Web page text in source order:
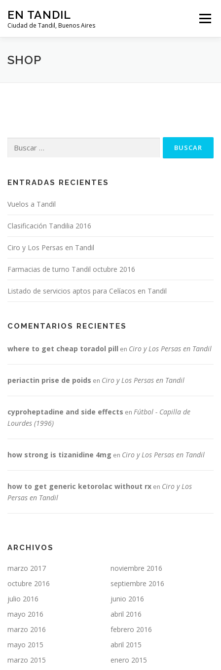
EN TANDIL
Ciudad de Tandil, Buenos Aires
Menú
INFORMACIÓN
SHOP
ENTRADAS RECIENTES
Vuelos a Tandil
Clasificación Tandilia 2016
Ciro y Los Persas en Tandil
Farmacias de turno Tandil octubre 2016
Listado de servicios aptos para Celíacos en Tandil
COMENTARIOS RECIENTES
where to get cheap toradol pill en Ciro y Los Persas en Tandil
periactin prise de poids en Ciro y Los Persas en Tandil
cyproheptadine and side effects en Fútbol - Capilla de
Lourdes (1996)
how strong is tizanidine 4mg en Ciro y Los Persas en Tandil
how to get generic ketorolac without rx en Ciro y Los
Persas en Tandil
ARCHIVOS
marzo 2017
noviembre 2016
octubre 2016
septiembre 2016
julio 2016
junio 2016
mayo 2016
abril 2016
marzo 2016
febrero 2016
mayo 2015
abril 2015
marzo 2015
enero 2015